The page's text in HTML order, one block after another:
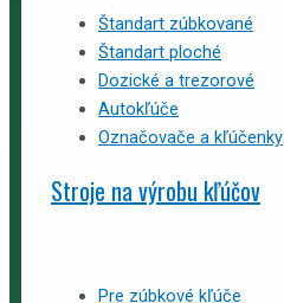
Štandart zúbkované
Štandart ploché
Dozické a trezorové
Autokľúče
Označovače a kľúčenky
Stroje na výrobu kľúčov
Pre zúbkové kľúče